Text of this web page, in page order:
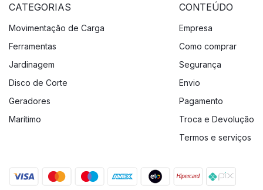
CATEGORIAS
Movimentação de Carga
Ferramentas
Jardinagem
Disco de Corte
Geradores
Marítimo
CONTEÚDO
Empresa
Como comprar
Segurança
Envio
Pagamento
Troca e Devolução
Termos e serviços